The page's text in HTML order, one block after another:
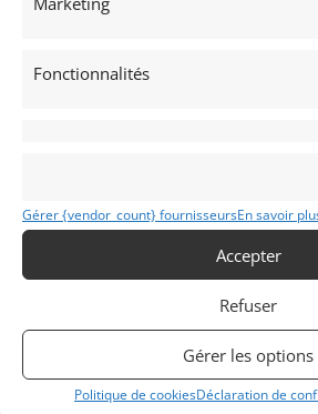
Fonctionnalités
Gérer {vendor_count} fournisseursEn savoir
Accepter
Refuser
Gérer les options
Politique de cookiesDéclaration de
Publié: 19 juin 2019 (il y a 7 ans)
Moto de piste >500cm3